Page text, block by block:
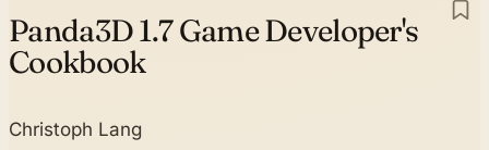
Panda3D 1.7 Game Developer's
Cookbook
Christoph Lang